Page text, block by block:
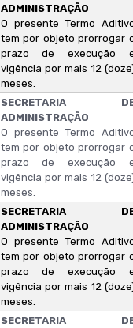
ADMINISTRAÇÃO
O presente Termo
tem por objeto prorrogar
prazo de execução
vigência por mais 12
meses.
SECRETARIA
ADMINISTRAÇÃO
O presente Termo
tem por objeto prorrogar
prazo de execução
vigência por mais 12
meses.
SECRETARIA
ADMINISTRAÇÃO
O presente Termo
tem por objeto prorrogar
prazo de execução
vigência por mais 12
meses.
SECRETARIA